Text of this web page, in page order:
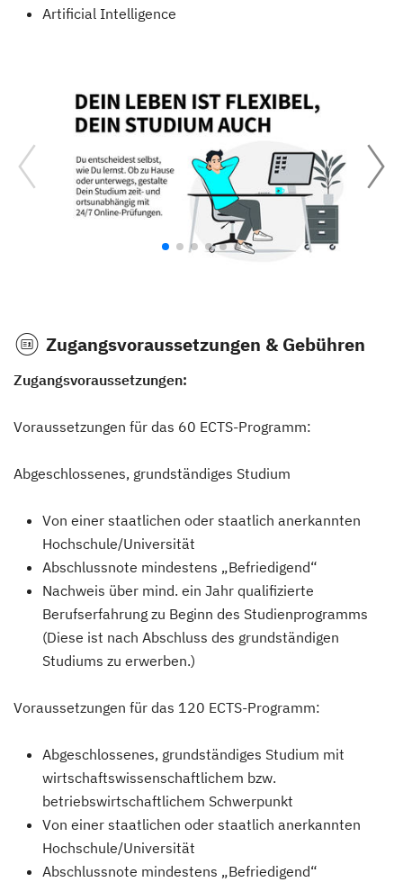
Artificial Intelligence
Zugangsvoraussetzungen & Gebühren
Zugangsvoraussetzungen:
Voraussetzungen für das 60 ECTS-Programm:
Abgeschlossenes, grundständiges Studium
Von einer staatlichen oder staatlich anerkannten
Hochschule/Universität
Abschlussnote mindestens „Befriedigend“
Nachweis über mind. ein Jahr qualifizierte
Berufserfahrung zu Beginn des Studienprogramms
(Diese ist nach Abschluss des grundständigen
Studiums zu erwerben.)
Voraussetzungen für das 120 ECTS-Programm:
Abgeschlossenes, grundständiges Studium mit
wirtschaftswissenschaftlichem bzw.
betriebswirtschaftlichem Schwerpunkt
Von einer staatlichen oder staatlich anerkannten
Hochschule/Universität
Abschlussnote mindestens „Befriedigend“